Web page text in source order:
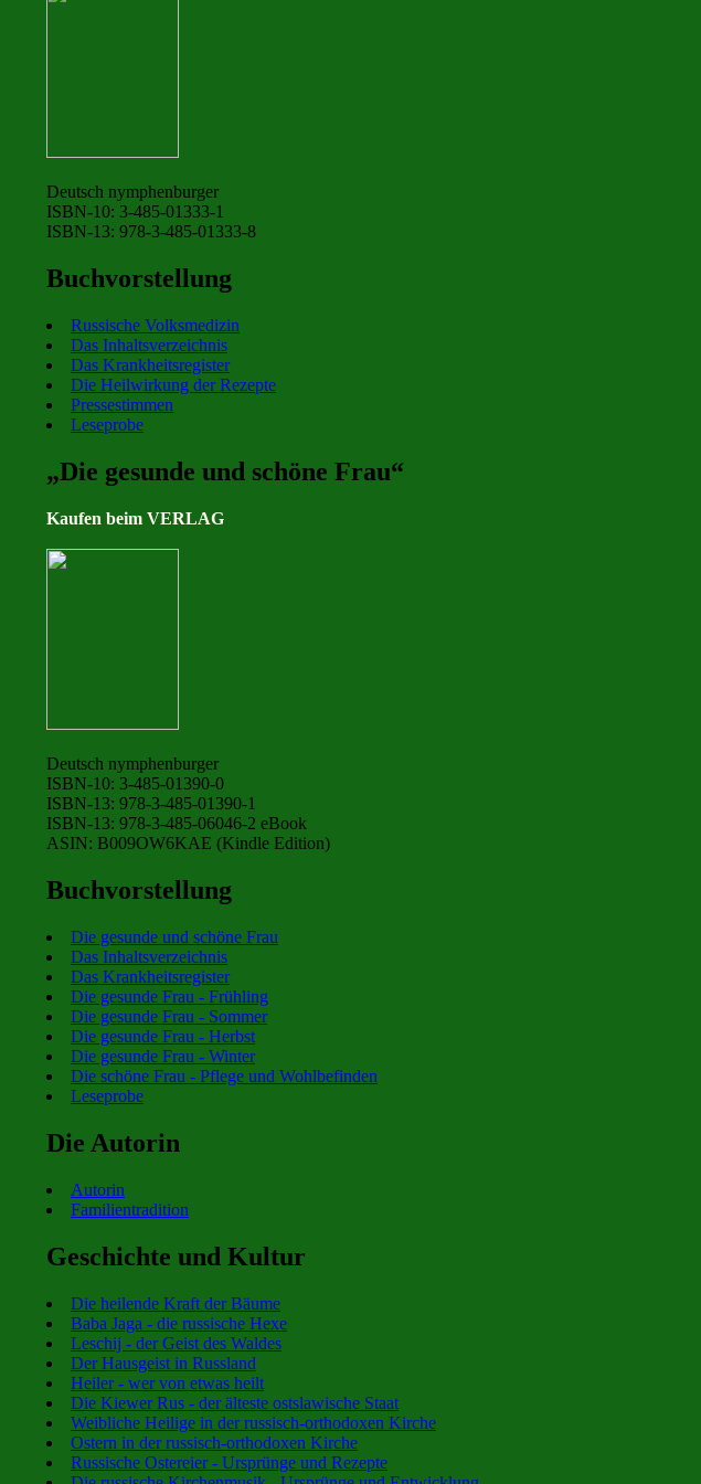
Deutsch nymphenburger
ISBN-10: 3-485-01333-1
ISBN-13: 978-3-485-01333-8
Buchvorstellung
Russische Volksmedizin
Das Inhaltsverzeichnis
Das Krankheitsregister
Die Heilwirkung der Rezepte
Pressestimmen
Leseprobe
„Die gesunde und schöne Frau“
Kaufen beim VERLAG
Deutsch nymphenburger
ISBN-10: 3-485-01390-0
ISBN-13: 978-3-485-01390-1
ISBN-13: 978-3-485-06046-2 eBook
ASIN: B009OW6KAE (Kindle Edition)
Buchvorstellung
Die gesunde und schöne Frau
Das Inhaltsverzeichnis
Das Krankheitsregister
Die gesunde Frau - Frühling
Die gesunde Frau - Sommer
Die gesunde Frau - Herbst
Die gesunde Frau - Winter
Die schöne Frau - Pflege und Wohlbefinden
Leseprobe
Die Autorin
Autorin
Familientradition
Geschichte und Kultur
Die heilende Kraft der Bäume
Baba Jaga - die russische Hexe
Leschij - der Geist des Waldes
Der Hausgeist in Russland
Heiler - wer von etwas heilt
Die Kiewer Rus - der älteste ostslawische Staat
Weibliche Heilige in der russisch-orthodoxen Kirche
Ostern in der russisch-orthodoxen Kirche
Russische Ostereier - Ursprünge und Rezepte